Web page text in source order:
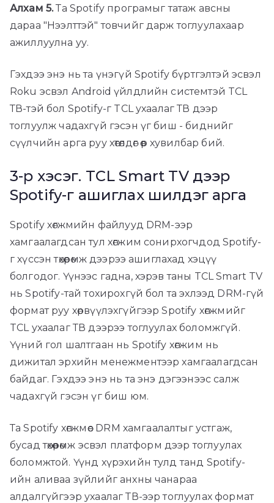
Алхам 5.Та Spotify програмыг татаж авсны
дараа "Нээлттэй" товчийг дарж тоглуулахаар
ажиллуулна уу.
Гэхдээ энэ нь та үнэгүй Spotify бүртгэлтэй эсвэл
Roku эсвэл Android үйлдлийн системтэй TCL
ТВ-тэй бол Spotify-г TCL ухаалаг ТВ дээр
тоглуулж чадахгүй гэсэн үг биш - биднийг
сүүлчийн арга руу хөтөлдөг өөр хувилбар бий.
3-р хэсэг. TCL Smart TV дээр
Spotify-г ашиглах шилдэг арга
Spotify хөгжмийн файлууд DRM-ээр
хамгаалагдсан тул хөгжим сонирхогчдод Spotify-
г хүссэн төхөөрөмж дээрээ ашиглахад хэцүү
болгодог. Үүнээс гадна, хэрэв таны TCL Smart TV
нь Spotify-тай тохирохгүй бол та эхлээд DRM-гүй
формат руу хөрвүүлэхгүйгээр Spotify хөгжмийг
TCL ухаалаг ТВ дээрээ тоглуулах боломжгүй.
Үүний гол шалтгаан нь Spotify хөгжим нь
дижитал эрхийн менежментээр хамгаалагдсан
байдаг. Гэхдээ энэ нь та энэ дэгээнээс салж
чадахгүй гэсэн үг биш юм.
Та Spotify хөгжмөөс DRM хамгаалалтыг устгаж,
бусад төхөөрөмж эсвэл платформ дээр тоглуулах
боломжтой. Үүнд хүрэхийн тулд танд Spotify-
ийн аливаа зүйлийг анхны чанараа
алдалгүйгээр ухаалаг ТВ-ээр тоглуулах формат